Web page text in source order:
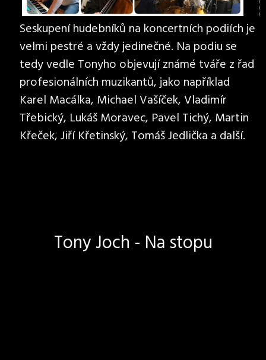
Seskupení hudebníků na koncertních podiích je
velmi pestré a vždy jedinečné. Na podiu se
tedy vedle Tonyho objevují známé tváře z řad
profesionálních muzikantů, jako například
Karel Macálka, Michael Vašíček, Vladimír
Třebický, Lukáš Moravec, Pavel Tichý, Martin
Křeček, Jiří Křetinský, Tomáš Jedlička a další.
Tony Joch - Na stopu